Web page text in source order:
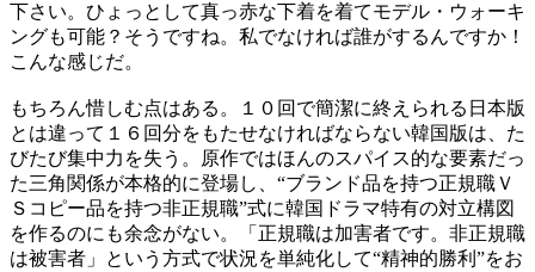
下さい。ひょっとして真っ赤な下着を着てモデル・ウォーキ
ングも可能？そうですね。私でなければ誰がするんですか！
こんな感じだ。
もちろん惜しむ点はある。１０回で簡潔に終えられる日本版
とは違って１６回分をもたせなければならない韓国版は、た
びたび集中力を失う。原作ではほんのスパイス的な要素だっ
た三角関係が本格的に登場し、“ブランド品を持つ正規職Ｖ
Ｓコピー品を持つ非正規職”式に韓国ドラマ特有の対立構図
を作るのにも余念がない。「正規職は加害者です。非正規職
は被害者」という方式で状況を単純化して“精神的勝利”をお